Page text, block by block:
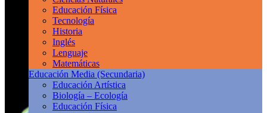
Educación Física
Tecnología
Historia
Inglés
Lenguaje
Matemáticas
Educación Media (Secundaria)
Educación Artística
Biología – Ecología
Educación Física